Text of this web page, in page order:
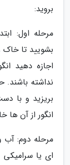
بروید:
مرحله اول:
بشویید تا خاک
اجازه دهید
نداشته باشند.
بریزید و با
انگور از آن ها
مرحله دوم: آب
ای یا سرامیکی